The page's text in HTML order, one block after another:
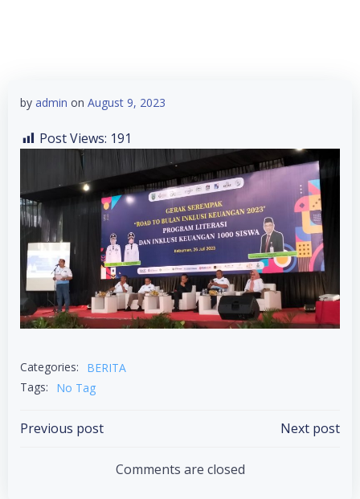
by admin on August 9, 2023
Post Views: 191
Categories:
BERITA
Tags:
No Tag
Post
navigation
Previous post
navigation
Next post
Comments are closed